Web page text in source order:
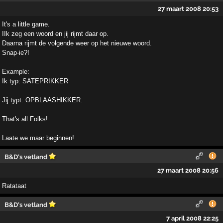
27 maart 2008 20:53
It's a little game.
IIk zeg een woord en jij rijmt daar op.
Daarna rijmt de volgende weer op het nieuwe woord.
Snap-ie?!
Example:
Ik typ: SATEPRIKKER
Jij typt: OPBLAASHIKKER.
That's all Folks!
Laate we maar beginnen!
B&D's vetland
27 maart 2008 20:56
Ratataat
B&D's vetland
7 april 2008 22:25